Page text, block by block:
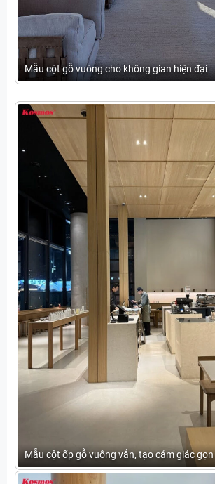
Mẫu cột gỗ vuông cho không gian hiện đại
Mẫu cột ốp gỗ vuông vắn, tạo cảm giác